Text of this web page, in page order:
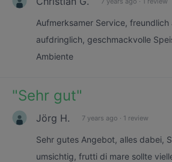
Aufmerksamer Service, freundlich
aufdringlich, geschmackvolle
Ambiente
"Sehr gut"
Jörg H. 7 years ago · 1 review
Sehr gutes Angebot, alles dabei,
umsichtig, frutti di mare sollte